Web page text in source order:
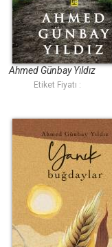
Orada da Yıldızlar
Kayar mı?
Ahmed Günbay Yıldız
Etiket Fiyatı :